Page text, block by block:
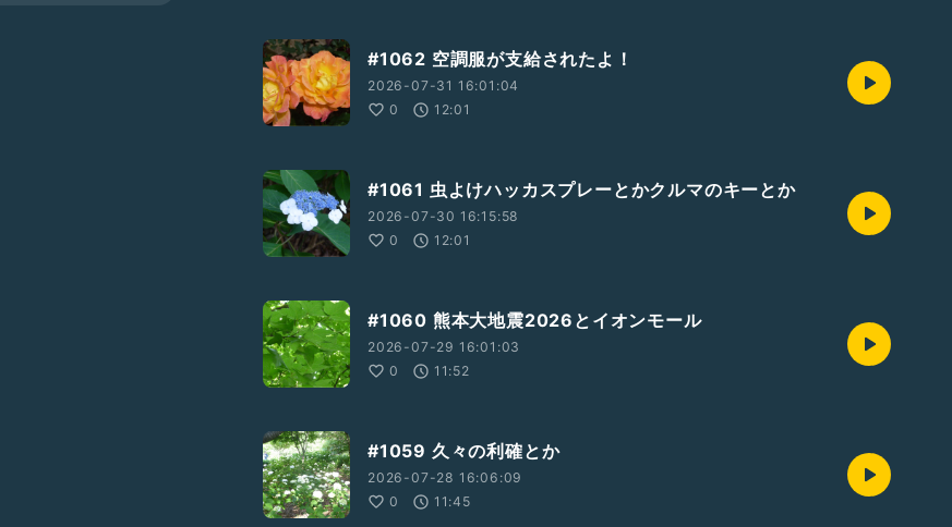
#1062 空調服が支給されたよ！
2026-07-31 16:01:04
0
12:01
#1061 虫よけハッカスプレーとかクルマのキーとか
2026-07-30 16:15:58
0
12:01
#1060 熊本大地震2026とイオンモール
2026-07-29 16:01:03
0
11:52
#1059 久々の利確とか
2026-07-28 16:06:09
0
11:45